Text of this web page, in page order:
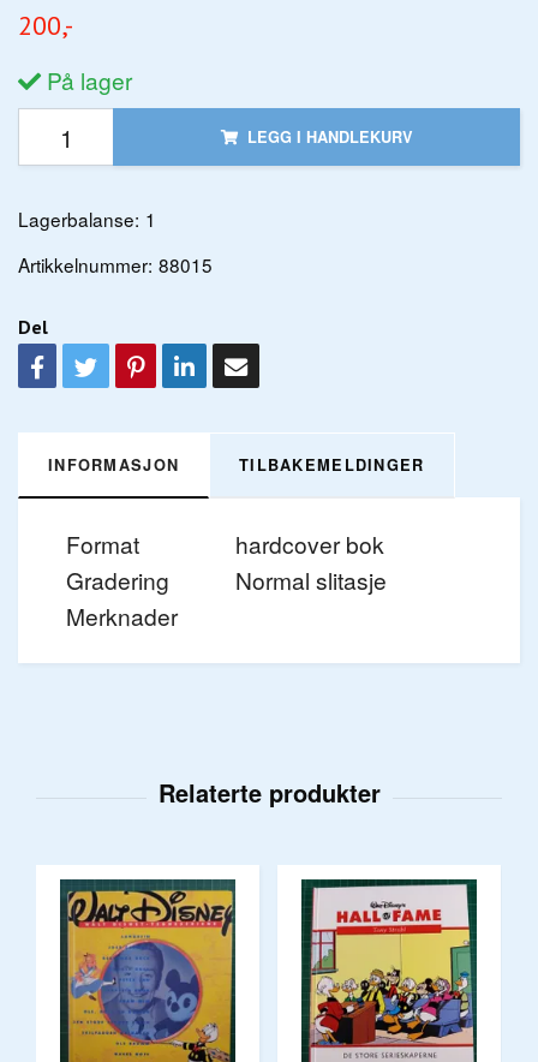
200,-
På lager
LEGG I HANDLEKURV
Lagerbalanse: 1
Artikkelnummer: 88015
Del
INFORMASJON TILBAKEMELDINGER
Format
hardcover bok
Gradering
Normal slitasje
Merknader